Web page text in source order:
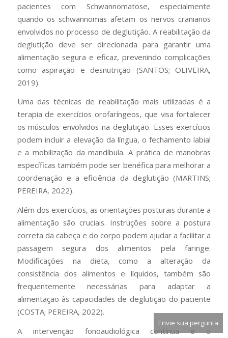
Envie sua pergunta
pacientes com Schwannomatose, especialmente
quando os schwannomas afetam os nervos cranianos
envolvidos no processo de deglutição. A reabilitação da
deglutição deve ser direcionada para garantir uma
alimentação segura e eficaz, prevenindo complicações
como aspiração e desnutrição (SANTOS; OLIVEIRA,
2019).
Uma das técnicas de reabilitação mais utilizadas é a
terapia de exercícios orofaríngeos, que visa fortalecer
os músculos envolvidos na deglutição. Esses exercícios
podem incluir a elevação da língua, o fechamento labial
e a mobilização da mandíbula. A prática de manobras
específicas também pode ser benéfica para melhorar a
coordenação e a eficiência da deglutição (MARTINS;
PEREIRA, 2022).
Além dos exercícios, as orientações posturais durante a
alimentação são cruciais. Instruções sobre a postura
correta da cabeça e do corpo podem ajudar a facilitar a
passagem segura dos alimentos pela faringe.
Modificações na dieta, como a alteração da
consistência dos alimentos e líquidos, também são
frequentemente necessárias para adaptar a
alimentação às capacidades de deglutição do paciente
(COSTA; PEREIRA, 2022).
A intervenção fonoaudiológica contínua e o